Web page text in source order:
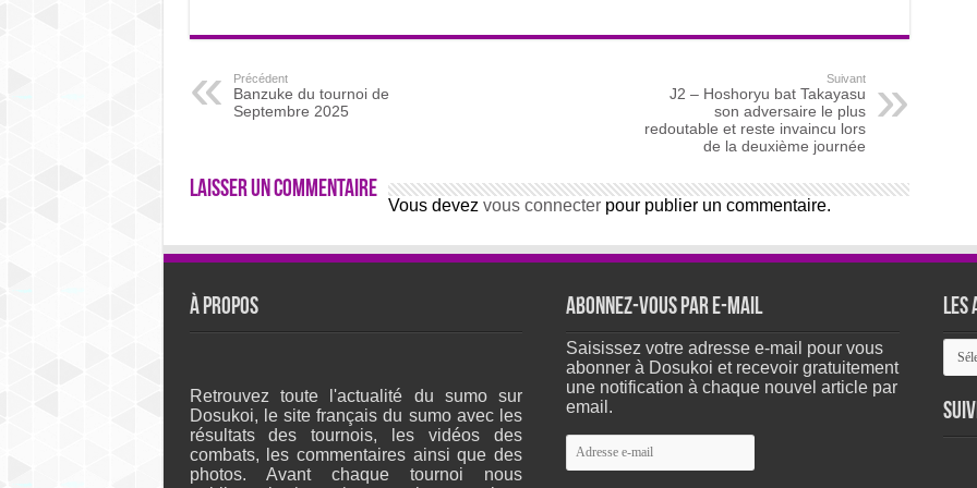
Précédent
Banzuke du tournoi de
Septembre 2025
Suivant
J2 – Hoshoryu bat Takayasu
son adversaire le plus
redoutable et reste invaincu lors
de la deuxième journée
Laisser un commentaire
Vous devez vous connecterpour publier un commentaire.
À propos
Retrouvez toute l'actualité du sumo sur
Dosukoi, le site français du sumo avec les
résultats des tournois, les vidéos des
combats, les commentaires ainsi que des
photos. Avant chaque tournoi nous
Abonnez-vous par e-mail
Saisissez votre adresse e-mail pour vous
abonner à Dosukoi et recevoir gratuitement
une notification à chaque nouvel article par
email.
Adresse
e-
Les
Les
site